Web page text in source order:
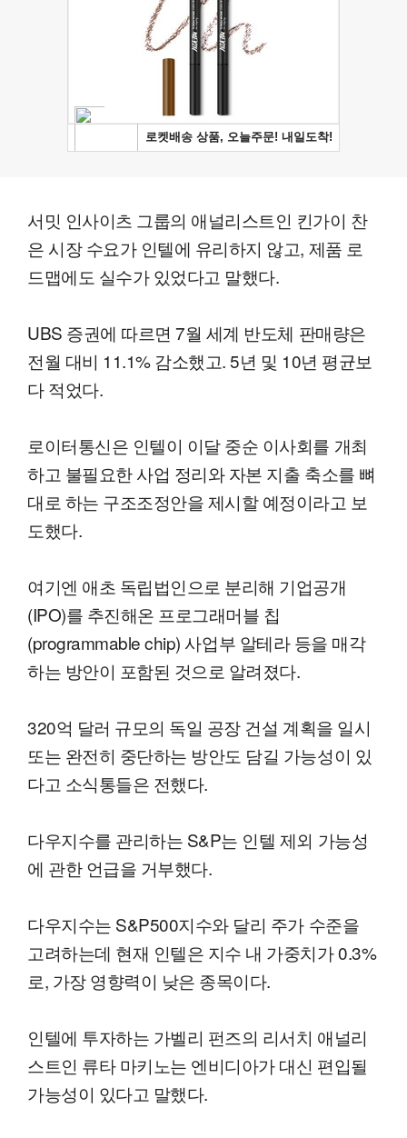
서밋 인사이츠 그룹의 애널리스트인 킨가이 찬
은 시장 수요가 인텔에 유리하지 않고, 제품 로
드맵에도 실수가 있었다고 말했다.
UBS 증권에 따르면 7월 세계 반도체 판매량은
전월 대비 11.1% 감소했고. 5년 및 10년 평균보
다 적었다.
로이터통신은 인텔이 이달 중순 이사회를 개최
하고 불필요한 사업 정리와 자본 지출 축소를 뼈
대로 하는 구조조정안을 제시할 예정이라고 보
도했다.
여기엔 애초 독립법인으로 분리해 기업공개
(IPO)를 추진해온 프로그래머블 칩
(programmable chip) 사업부 알테라 등을 매각
하는 방안이 포함된 것으로 알려졌다.
320억 달러 규모의 독일 공장 건설 계획을 일시
또는 완전히 중단하는 방안도 담길 가능성이 있
다고 소식통들은 전했다.
다우지수를 관리하는 S&P는 인텔 제외 가능성
에 관한 언급을 거부했다.
다우지수는 S&P500지수와 달리 주가 수준을
고려하는데 현재 인텔은 지수 내 가중치가 0.3%
로, 가장 영향력이 낮은 종목이다.
인텔에 투자하는 가벨리 펀즈의 리서치 애널리
스트인 류타 마키노는 엔비디아가 대신 편입될
가능성이 있다고 말했다.